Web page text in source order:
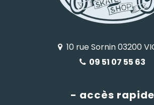
10 rue Sornin 03200
09 51 07 55 63
- accès rapide